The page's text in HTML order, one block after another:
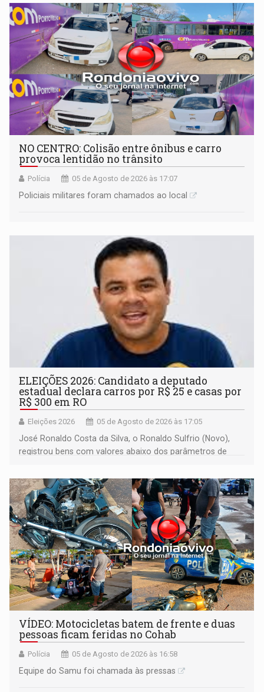
NO CENTRO: Colisão entre ônibus e carro
provoca lentidão no trânsito
Polícia 05 de Agosto de 2026 às 17:07
Policiais militares foram chamados ao local
ELEIÇÕES 2026: Candidato a deputado
estadual declara carros por R$ 25 e casas por
R$ 300 em RO
Eleições 2026 05 de Agosto de 2026 às 17:05
José Ronaldo Costa da Silva, o Ronaldo Sulfrio (Novo),
registrou bens com valores abaixo dos parâmetros de
milhões
VÍDEO: Motocicletas batem de frente e duas
pessoas ficam feridas no Cohab
Polícia 05 de Agosto de 2026 às 16:58
Equipe do Samu foi chamada às pressas